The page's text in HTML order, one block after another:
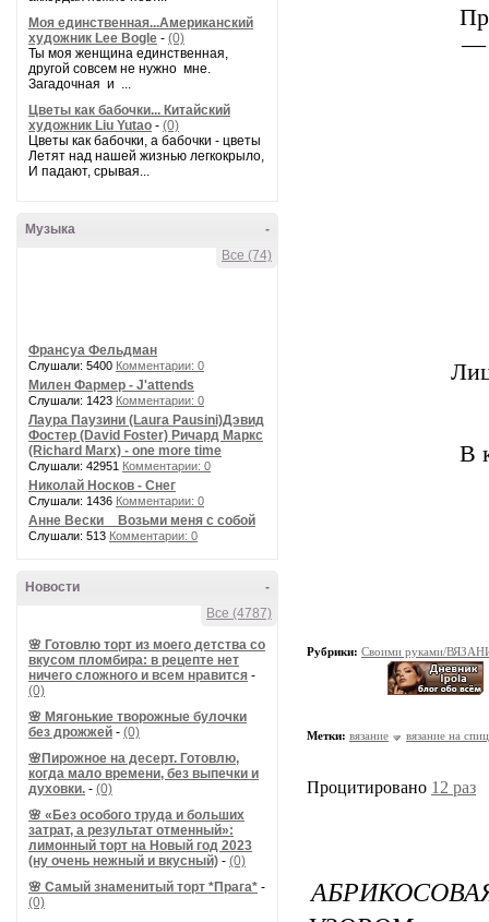
Моя единственная...Американский
художник Lee Bogle - (0)
Ты моя женщина единственная,
другой совсем не нужно мне.
Загадочная и ...
Цветы как бабочки... Китайский
художник Liu Yutao - (0)
Цветы как бабочки, а бабочки - цветы
Летят над нашей жизнью легкокрыло,
И падают, срывая...
-
Музыка
Все (74)
Франсуа Фельдман
Слушали: 5400 Комментарии: 0
Милен Фармер - J'attends
Слушали: 1423 Комментарии: 0
Лаура Паузини (Laura Pausini)Дэвид
Фостер (David Foster) Ричард Маркс
(Richard Marx) - one more time
Слушали: 42951 Комментарии: 0
Николай Носков - Снег
Слушали: 1436 Комментарии: 0
Анне Вески _ Возьми меня с собой
Слушали: 513 Комментарии: 0
-
Новости
Все (4787)
🌸 Готовлю торт из моего детства со
вкусом пломбира: в рецепте нет
ничего сложного и всем нравится -
(0)
🌸 Мягонькие творожные булочки
без дрожжей - (0)
🌸Пирожное на десерт. Готовлю,
когда мало времени, без выпечки и
духовки. - (0)
🌸 «Без особого труда и больших
затрат, а результат отменный»:
лимонный торт на Новый год 2023
(ну очень нежный и вкусный) - (0)
🌸 Самый знаменитый торт *Прага* -
(0)
—
В
Рубрики: Своими руками/
Метки: вязание вязание на
Процитировано 12 раз